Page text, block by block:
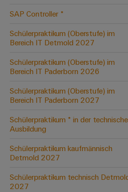
SAP Controller *
Schülerpraktikum (Oberstufe) im
Bereich IT Detmold 2027
Schülerpraktikum (Oberstufe) im
Bereich IT Paderborn 2026
Schülerpraktikum (Oberstufe) im
Bereich IT Paderborn 2027
Schülerpraktikum * in der
Ausbildung
Schülerpraktikum kaufmännisch
Detmold 2027
Schülerpraktikum technisch
2027